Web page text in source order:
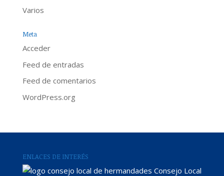
Varios
Meta
Acceder
Feed de entradas
Feed de comentarios
WordPress.org
ENLACES DE INTERÉS
Consejo Local